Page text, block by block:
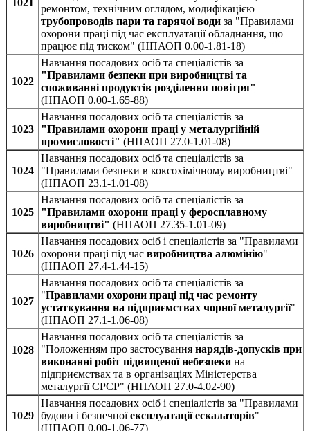
ремонтом, технічним оглядом, модифікацією
трубопроводів пари та гарячої води за "Правилами
охорони праці під час експлуатації обладнання, що
працює під тиском" (НПАОП 0.00-1.81-18)
1022
Навчання посадових осіб та спеціалістів за
"Правилами безпеки при виробництві та
споживанні продуктів розділення повітря"
(НПАОП 0.00-1.65-88)
1023
Навчання посадових осіб та спеціалістів за
"Правилами охорони праці у металургійній
промисловості" (НПАОП 27.0-1.01-08)
1024
Навчання посадових осіб та спеціалістів за
"Правилами безпеки в коксохімічному виробництві"
(НПАОП 23.1-1.01-08)
1025
Навчання посадових осіб та спеціалістів за
"Правилами охорони праці у феросплавному
виробництві" (НПАОП 27.35-1.01-09)
1026
Навчання посадових осіб і спеціалістів за "Правилами
охорони праці під час виробництва алюмінію"
(НПАОП 27.4-1.44-15)
1027
Навчання посадових осіб та спеціалістів за
"Правилами охорони праці під час ремонту
устаткування на підприємствах чорної металургії"
(НПАОП 27.1-1.06-08)
1028
Навчання посадових осіб та спеціалістів за
"Положенням про застосування нарядів-допусків при
виконанні робіт підвищеної небезпеки на
підприємствах та в організаціях Міністерства
металургії СРСР" (НПАОП 27.0-4.02-90)
1029
Навчання посадових осіб і спеціалістів за "Правилами
будови і безпечноїексплуатації ескалаторів"
(НПАОП 0.00-1.06-77)